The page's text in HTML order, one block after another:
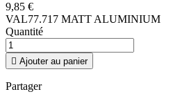
9,85 €
VAL77.717 MATT ALUMINIUM
Quantité
 Ajouter au panier
Partager